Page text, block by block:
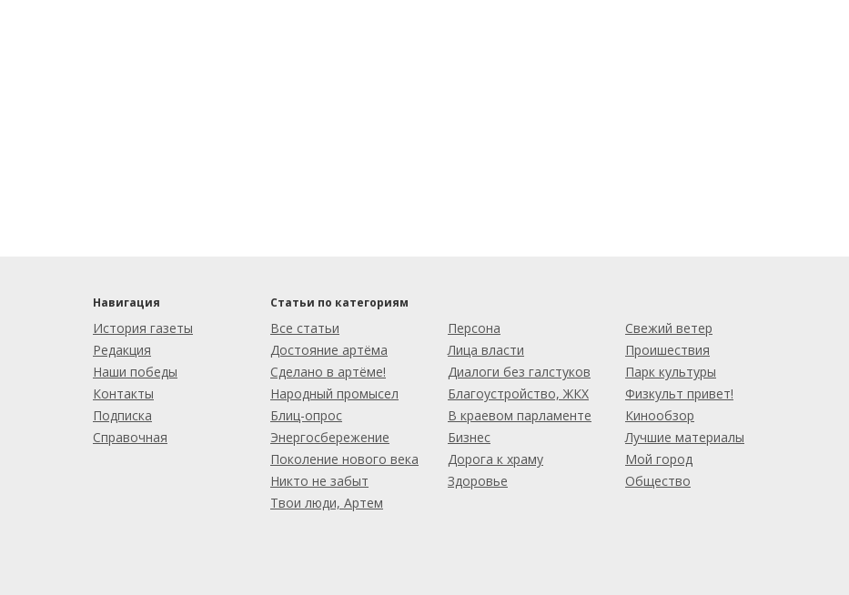
Навигация
История газеты
Редакция
Наши победы
Контакты
Подписка
Справочная
Статьи по категориям
Все статьи
Достояние артёма
Сделано в артёме!
Народный промысел
Блиц-опрос
Энергосбережение
Поколение нового века
Никто не забыт
Твои люди, Артем
Персона
Лица власти
Диалоги без галстуков
Благоустройство, ЖКХ
В краевом парламенте
Бизнес
Дорога к храму
Здоровье
Свежий ветер
Проишествия
Парк культуры
Физкульт привет!
Кинообзор
Лучшие материалы
Мой город
Общество